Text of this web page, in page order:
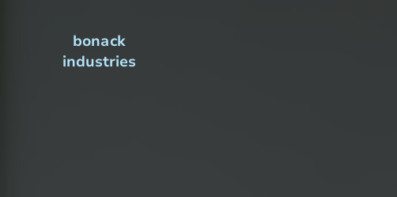
bonack
industries